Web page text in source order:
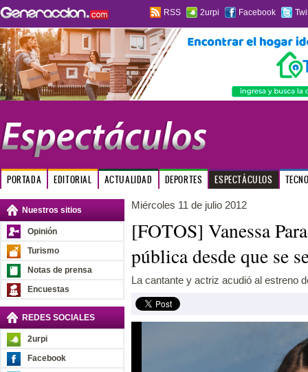
RSS 2urpi Facebook
PORTADA EDITORIAL ACTUALIDAD DEPORTES ESPECTÁCULOS
Nuestros sitios
Opinión
Turismo
Notas de prensa
Encuestas
REDES SOCIALES
2urpi
Facebook
Miércoles 11 de julio 2012
[FOTOS] Vanessa
pública desde que se
La cantante y actriz acudió al estreno